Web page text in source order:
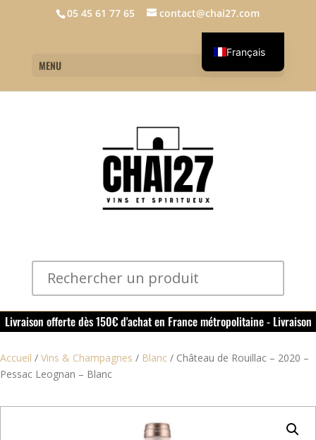
05 45 61 77 65 contact@chai27.com
MENU
Livraison offerte dès 150€ d'achat en France métropolitaine - Livraison
offerte dans le rouillacais (16) dès 50€ d'achat
Accueil / Vins & Champagnes / Blanc / Château de Rouillac – 2020 –
Pessac Leognan – Blanc
Français
English